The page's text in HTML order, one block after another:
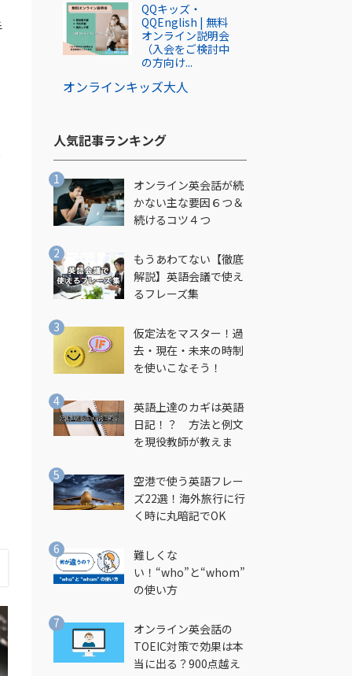
オンラインキッズ大人
QQキッズ・
QQEnglish | 無料
オンライン説明会
（入会をご検討中
の方向け...
人気記事ランキング​
オンライン英会話が続
かない主な要因６つ＆
続けるコツ４つ
もうあわてない【徹底
解説】英語会議で使え
るフレーズ集
仮定法をマスター！過
去・現在・未来の時制
を使いこなそう！
英語上達のカギは英語
日記！？ 方法と例文
を現役教師が教えま
空港で使う英語フレー
ズ22選！海外旅行に行
く時に丸暗記でOK
難しくな
い！“who”と“whom”
の使い方
オンライン英会話の
TOEIC対策で効果は本
当に出る？900点越え